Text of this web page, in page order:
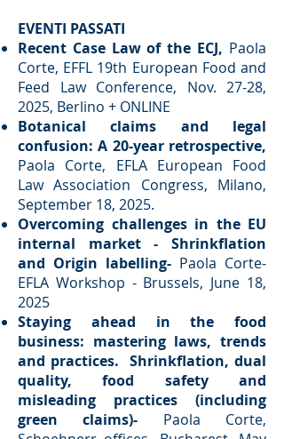
​EVENTI PASSATI
Recent Case Law of the ECJ, Paola
Corte, EFFL 19th European Food and
Feed Law Conference, Nov. 27-28,
2025, Berlino + ONLINE
Botanical claims and legal
confusion: A 20-year retrospective,
Paola Corte, EFLA European Food
Law Association Congress, Milano,
September 18, 2025. ​
Overcoming challenges in the EU
internal market - Shrinkflation
and Origin labelling- Paola Corte-
EFLA Workshop - Brussels, June 18,
2025 ​
Staying ahead in the food
business: mastering laws, trends
and practices. Shrinkflation, dual
quality, food safety and
misleading practices (including
green claims)- Paola Corte,